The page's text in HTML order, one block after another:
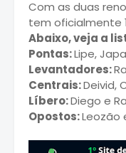
Com as duas
tem oficialmente
Abaixo, veja a
Pontas:Lipe,
Levantadores:
Centrais:Deivid,
Líbero:Diego e
Opostos:Leozão